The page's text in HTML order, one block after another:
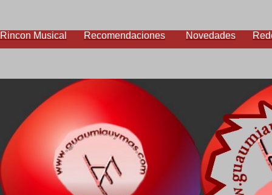
Rincon Musical Recomendaciones Novedades